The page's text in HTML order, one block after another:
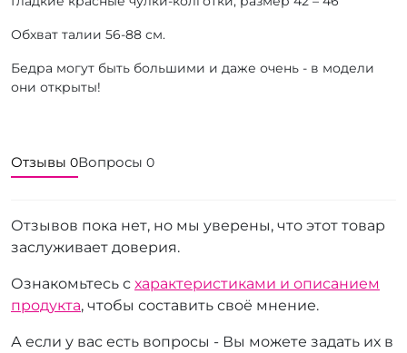
Обхват талии 56-88 см.
Бедра могут быть большими и даже очень - в модели
они открыты!
Отзывы 0Вопросы 0
Отзывов пока нет, но мы уверены, что этот товар
заслуживает доверия.
Ознакомьтесь с характеристиками и описанием
продукта, чтобы составить своё мнение.
А если у вас есть вопросы - Вы можете задать их в